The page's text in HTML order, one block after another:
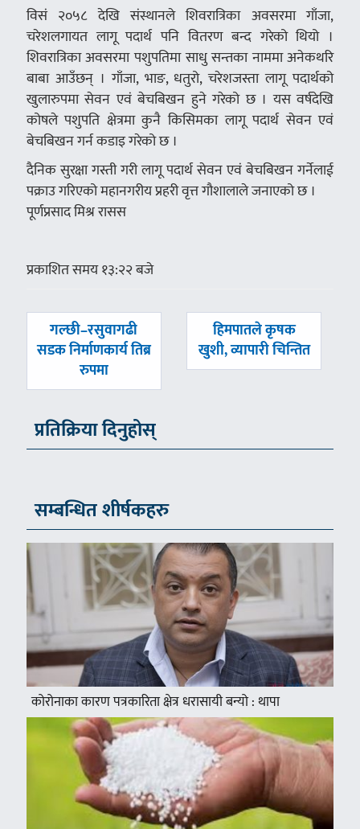
विसं २०५८ देखि संस्थानले शिवरात्रिका अवसरमा गाँजा,
चरेशलगायत लागू पदार्थ पनि वितरण बन्द गरेको थियो ।
शिवरात्रिका अवसरमा पशुपतिमा साधु सन्तका नाममा अनेकथरि
बाबा आउँछन् । गाँजा, भाङ, धतुरो, चरेशजस्ता लागू पदार्थको
खुलारुपमा सेवन एवं बेचबिखन हुने गरेको छ । यस वर्षदेखि
कोषले पशुपति क्षेत्रमा कुनै किसिमका लागू पदार्थ सेवन एवं
बेचबिखन गर्न कडाइ गरेको छ ।
दैनिक सुरक्षा गस्ती गरी लागू पदार्थ सेवन एवं बेचबिखन गर्नेलाई
पक्राउ गरिएको महानगरीय प्रहरी वृत्त गौशालाले जनाएको छ ।
पूर्णप्रसाद मिश्र रासस
प्रकाशित समय १३:२२ बजे
पछिल्लाे
-
गल्छी–रसुवागढी
सडक निर्माणकार्य तिब्र
रुपमा
अघिल्लाे
-
हिमपातले कृषक
खुशी, व्यापारी चिन्तित
प्रतिक्रिया दिनुहोस्
सम्बन्धित शीर्षकहरु
कोरोनाका कारण पत्रकारिता क्षेत्र धरासायी बन्यो : थापा